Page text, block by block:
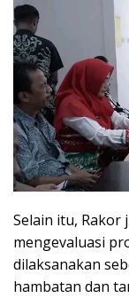
Selain itu, Rakor
mengevaluasi
dilaksanakan
hambatan dan